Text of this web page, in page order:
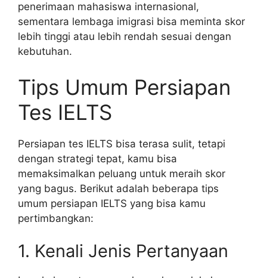
penerimaan mahasiswa internasional,
sementara lembaga imigrasi bisa meminta skor
lebih tinggi atau lebih rendah sesuai dengan
kebutuhan.
Tips Umum Persiapan
Tes IELTS
Persiapan tes IELTS bisa terasa sulit, tetapi
dengan strategi tepat, kamu bisa
memaksimalkan peluang untuk meraih skor
yang bagus. Berikut adalah beberapa tips
umum persiapan IELTS yang bisa kamu
pertimbangkan:
1. Kenali Jenis Pertanyaan